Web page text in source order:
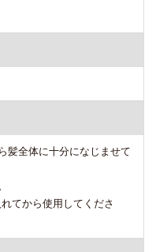
髪全体に十分になじませて
てから使用してくださ